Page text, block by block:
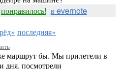
понравилось! в evernote
последняя»
маршрут бы. Мы прилетели в
дня, посмотрели